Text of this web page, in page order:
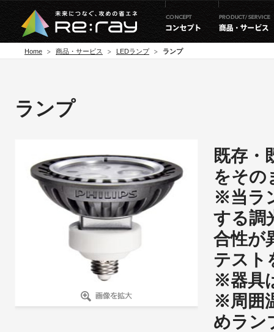
Home 商品・サービス LEDランプ ランプ
ランプ
既存・
をその
※当ラ
する調
合性が
テスト
※器具
※周囲
めラン